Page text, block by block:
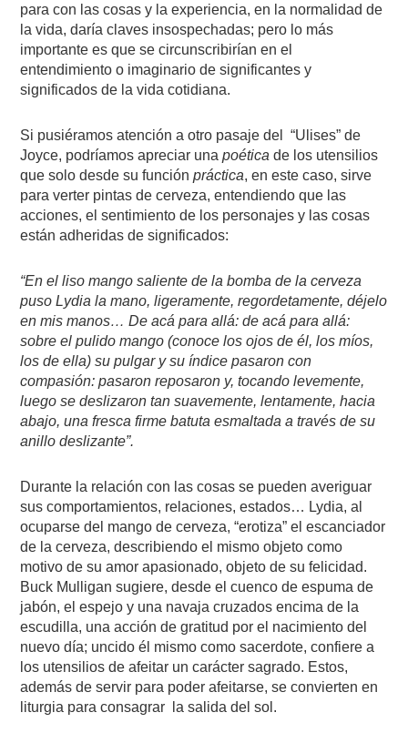
para con las cosas y la experiencia, en la normalidad de
la vida, daría claves insospechadas; pero lo más
importante es que se circunscribirían en el
entendimiento o imaginario de significantes y
significados de la vida cotidiana.
Si pusiéramos atención a otro pasaje del
“Ulises” de
Joyce, podríamos apreciar unapoética de los utensilios
que solo desde su función práctica, en este caso, sirve
para verter pintas de cerveza, entendiendo que las
acciones, el sentimiento de los personajes y las cosas
están adheridas de significados:
“En el liso mango saliente de la bomba de la cerveza
puso Lydia la mano, ligeramente, regordetamente, déjelo
en mis manos… De acá para allá: de acá para allá:
sobre el pulido mango (conoce los ojos de él, los míos,
los de ella) su pulgar y su índice pasaron con
compasión: pasaron reposaron y, tocando levemente,
luego se deslizaron tan suavemente, lentamente, hacia
abajo, una fresca firme batuta esmaltada a través de su
anillo deslizante”.
Durante la relación con las cosas se pueden averiguar
sus comportamientos, relaciones, estados… Lydia, al
ocuparse del mango de cerveza, “erotiza” el escanciador
de la cerveza, describiendo el mismo objeto como
motivo de su amor apasionado, objeto de su felicidad.
Buck Mulligan sugiere, desde el cuenco de espuma de
jabón, el espejo y una navaja cruzados encima de la
escudilla, una acción de gratitud por el nacimiento del
nuevo día; uncido él mismo como sacerdote, confiere a
los utensilios de afeitar un carácter sagrado. Estos,
además de servir para poder afeitarse, se convierten en
liturgia para consagrar
la salida del sol.